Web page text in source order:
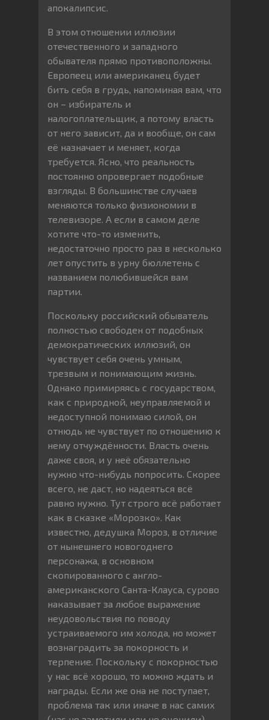
апокалипсис.
В этом отношении иллюзии
отечественного и западного
обывателя прямо противоположны.
Европеец или американец будет
бить себя в грудь, напоминая вам, что
он – избиратель и
налогоплательщик, а потому власть
от него зависит, да и вообще, он сам
её назначает и меняет, когда
требуется. Ясно, что реальность
постоянно опровергает подобные
взгляды. В большинстве случаев
меняются только физиономии в
телевизоре. А если в самом деле
хотите что-то изменить,
недостаточно просто раз в несколько
лет опустить в урну бюллетень с
названием полюбившейся вам
партии.
Поскольку российский обыватель
полностью свободен от подобных
демократических иллюзий, он
чувствует себя очень умным,
трезвым и понимающим жизнь.
Однако примиряясь с государством,
как с природной, неуправляемой и
недоступной понимаю силой, он
отнюдь не чувствует по отношению к
нему отчуждённости. Власть очень
даже своя, и у неё обязательно
нужно что-нибудь попросить. Скорее
всего, не даст, но надеяться всё
равно нужно. Тут строго всё работает
как в сказке «Морозко». Как
известно, дедушка Мороз, в отличие
от нынешнего новогоднего
персонажа, в основном
скопированного с англо-
американского Санта-Клауса, сурово
наказывает за любое выражение
неудовольствия по поводу
устраиваемого им холода, но может
вознаградить за покорность и
терпение. Поскольку с покорностью
у нас всё хорошо, то можно ждать и
награды. Если же она не поступает,
проблема так или иначе в нас самих